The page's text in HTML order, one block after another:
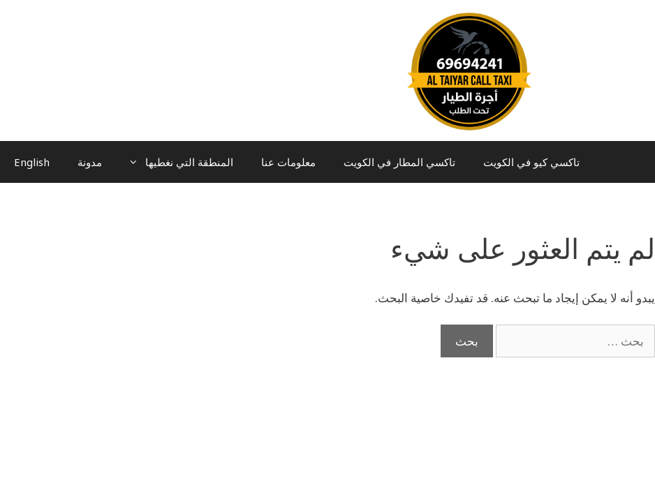
تاكسي كيو في الكويت تاكسي المطار في الكويت معلومات عنا المنطقة التي نغطيها مدونة English
لم يتم العثور على شيء
يبدو أنه لا يمكن إيجاد ما تبحث عنه. قد تفيدك خاصية البحث.